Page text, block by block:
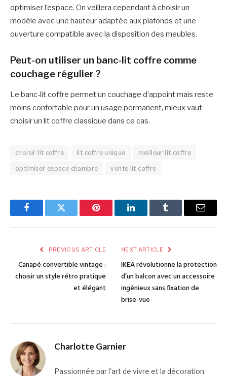
optimiser l’espace. On veillera cependant à choisir un
modèle avec une hauteur adaptée aux plafonds et une
ouverture compatible avec la disposition des meubles.
Peut-on utiliser un banc-lit coffre comme
couchage régulier ?
Le banc-lit coffre permet un couchage d’appoint mais reste
moins confortable pour un usage permanent, mieux vaut
choisir un lit coffre classique dans ce cas.
choisir lit coffre lit coffre unique
meilleur lit coffre
optimiser espace chambre
vente lit coffre
FacebookTwitter Pinterest LinkedInTumblr Email
PREVIOUS ARTICLE
Canapé convertible vintage :
choisir un style rétro pratique
et élégant
NEXT ARTICLE
IKEA révolutionne la protection
d’un balcon avec un accessoire
ingénieux sans fixation de
brise-vue
Charlotte Garnier
Passionnée par l'art de vivre et la décoration